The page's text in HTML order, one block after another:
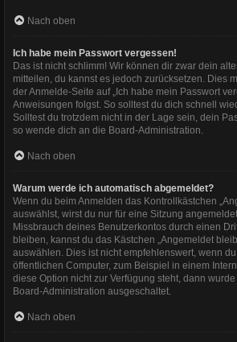
Nach oben
Ich habe mein Passwort vergessen!
Das ist nicht schlimm! Wir können dir zwar dein
mitteilen, du kannst es jedoch zurücksetzen. Dies
der Anmelde-Seite auf „Ich habe mein Passwort
Anweisungen folgst. So solltest du dich schnell
Solltest du trotzdem nicht in der Lage sein, dein
so wende dich an die Board-Administration.
Nach oben
Warum werde ich automatisch abgemeldet?
Wenn du beim Anmelden das Kontrollkästchen
auswählst, wirst du nur für eine Sitzung
Missbrauch deines Benutzerkontos durch einen
bleiben, kannst du das Kästchen „Angemeldet
auswählen. Dies ist nicht empfehlenswert, wenn
öffentlichen Computer, zum Beispiel in einem
diese Option nicht zur Verfügung steht, dann
Board-Administration ausgeschaltet.
Nach oben